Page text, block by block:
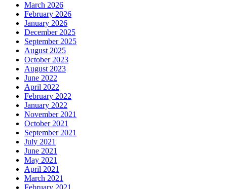
March 2026
February 2026
January 2026
December 2025
September 2025
August 2025
October 2023
August 2023
June 2022
April 2022
February 2022
January 2022
November 2021
October 2021
September 2021
July 2021
June 2021
May 2021
April 2021
March 2021